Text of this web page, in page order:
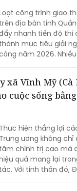
công trình giao
trên địa bàn tỉnh
nhanh tiến độ thi
thành mục tiêu giải
năm 2026.
phóng mặt bằng
sớm tháo gỡ để
xã Vĩnh Mỹ (Cà
cuộc sống
Thực hiện thắng lợi
Trung ương không chỉ
tâm chính trị cao mà
quả mang lại
tác. Với tinh thần đó,